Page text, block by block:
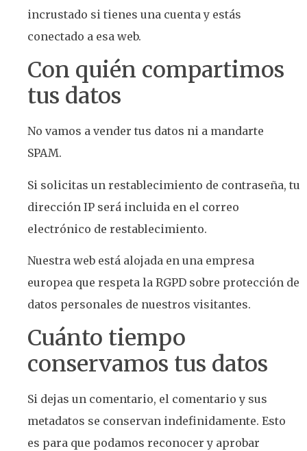
incrustado si tienes una cuenta y estás
conectado a esa web.
Con quién compartimos
tus datos
No vamos a vender tus datos ni a mandarte
SPAM.
Si solicitas un restablecimiento de contraseña, tu
dirección IP será incluida en el correo
electrónico de restablecimiento.
Nuestra web está alojada en una empresa
europea que respeta la RGPD sobre protección de
datos personales de nuestros visitantes.
Cuánto tiempo
conservamos tus datos
Si dejas un comentario, el comentario y sus
metadatos se conservan indefinidamente. Esto
es para que podamos reconocer y aprobar